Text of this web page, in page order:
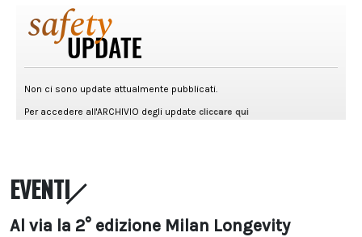
EVENTI
Al via la 2° edizione Milan Longevity